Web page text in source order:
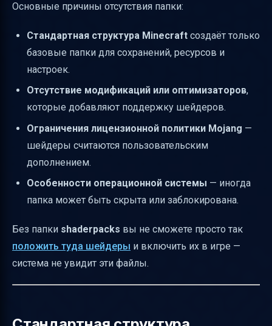
Основные причины отсутствия папки:
Стандартная структура Minecraft создаёт только
базовые папки для сохранений, ресурсов и
настроек.
Отсутствие модификаций или оптимизаторов,
которые добавляют поддержку шейдеров.
Ограничения лицензионной политики Mojang —
шейдеры считаются пользовательским
дополнением.
Особенности операционной системы — иногда
папка может быть скрыта или заблокирована.
Без папки shaderpacks вы не сможете просто так
положить туда шейдеры и включить их в игре —
система не увидит эти файлы.